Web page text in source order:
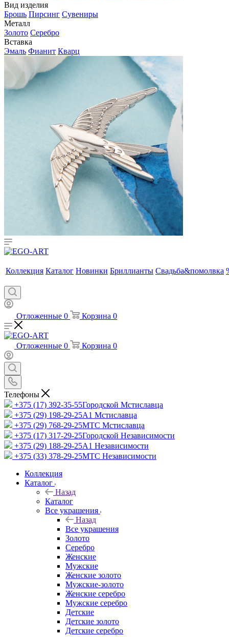
Вид изделия
Брошь Пирсинг Сувениры
Металл
Золото Серебро
Вставка
Эмаль Фианит Кварц
Коллекция Каталог Новинки Бриллианты Свадьба&помолвка
Отложенные 0 Корзина 0
Отложенные 0 Корзина 0
Телефоны
+375 (17) 392-35-55Городской Мстиславца
+375 (29) 198-29-25A1 Мстиславца
+375 (29) 768-29-25МТС Мстиславца
+375 (17) 317-29-25Городской Независимости
+375 (29) 188-29-25A1 Независимости
+375 (33) 378-29-25МТС Независимости
Коллекция
Каталог
Назад
Каталог
Все украшения
Назад
Все украшения
Золото
Серебро
Женские
Мужские
Женские золото
Мужские-золото
Женские серебро
Мужские серебро
Детские
Детские золото
Детские серебро